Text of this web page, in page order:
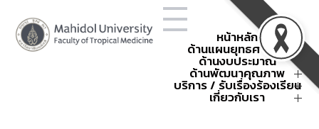
หน้าหลัก
ด้านแผนยุทธศาสตร์
โครงสร้างองค์กร
ยุทธศาสตร์คณะฯ
แผนยุทธศาสตร์คณะฯ
ผลการดำเนินงานตามยุทธศาสตร์
ข้อตกลงการปฏิบัติงาน
คณะเวชศาสตร์เขตร้อน
หน่วยงานภายใน
กิจกรรมนโยบายและยุทธศาสตร์
ด้านงบประมาณ
การใช้จ่ายงบประมาณประจำปี
สรุปค่าใช้จ่าย
คำขอตั้งงบประมาณ
รหัสศูนย์ต้นทุน
ด้านพัฒนาคุณภาพ
พัฒนาคุณภาพ
กิจกรรมพัฒนาคุณภาพ
การบริหารความเสี่ยง
การบริหารความเสี่ยงองค์กร
การจัดการความรู้
บริการ / รับเรื่องร้องเรียน
แบบฟอร์ม
เกี่ยวกับเรา